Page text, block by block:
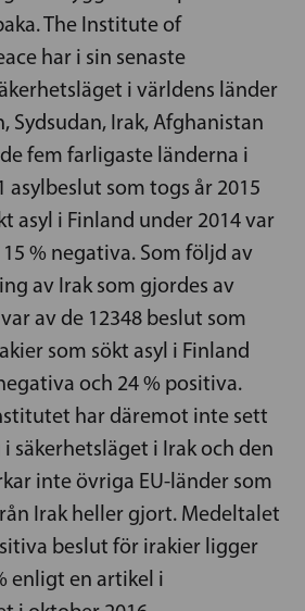
The Institute of
har i sin senaste
i världens länder
Sydsudan, Irak, Afghanistan
fem farligaste länderna i
asylbeslut som togs år 2015
asyl i Finland under 2014 var
% negativa. Som följd av
av Irak som gjordes av
av de 12348 beslut som
som sökt asyl i Finland
och 24 % positiva.
har däremot inte sett
säkerhetsläget i Irak och den
inte övriga EU-länder som
Irak heller gjort. Medeltalet
beslut för irakier ligger
enligt en artikel i